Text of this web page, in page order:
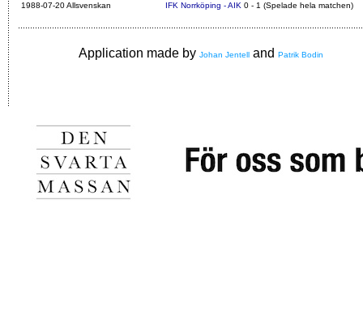
1988-07-20 Allsvenskan
IFK Norrköping - AIK 0 - 1 (Spelade hela matchen)
Application made by Johan Jentell and Patrik Bodin